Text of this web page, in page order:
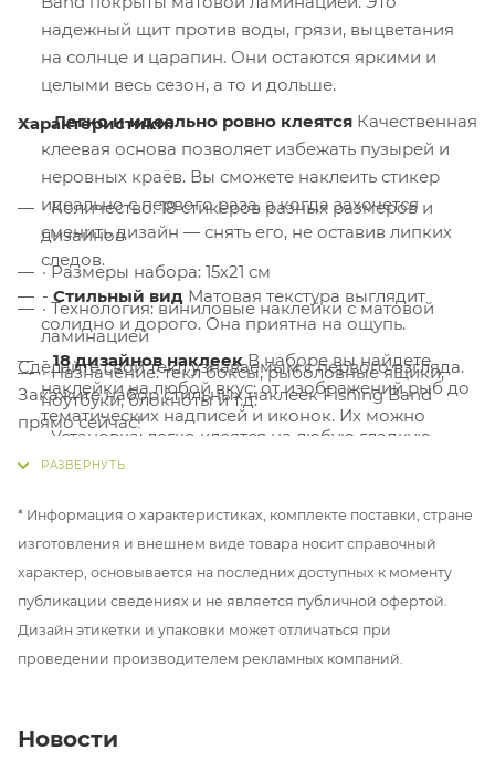
надежный щит против воды, грязи, выцветания
на солнце и царапин. Они остаются яркими и
целыми весь сезон, а то и дольше.
-Легко и идеально ровно клеятся Качественная
клеевая основа позволяет избежать пузырей и
неровных краёв. Вы сможете наклеить стикер
идеально с первого раза, а когда захочется
сменить дизайн — снять его, не оставив липких
следов.
- Стильный вид Матовая текстура выглядит
солидно и дорого. Она приятна на ощупь.
- 18 дизайнов наклеекВ наборе вы найдете
наклейки на любой вкус: от изображений рыб до
тематических надписей и иконок. Их можно
комбинировать и менять.
Характеристики:
· Количество: 18 стикеров разных размеров и
дизайнов
· Размеры набора: 15х21 см
· Технология: виниловые наклейки с матовой
ламинацией
· Назначение: текл боксы, рыболовные ящики,
ноутбуки, блокноты и т.д.
· Установка: легко клеятся на любую гладкую
поверхность
Сделайте свой текл узнаваемым с первого взгляда.
Закажите набор стильных наклеек Fishing Band
прямо сейчас!
* Информация о характеристиках, комплекте поставки, стране
изготовления и внешнем виде товара носит справочный
характер, основывается на последних доступных к моменту
публикации сведениях и не является публичной офертой.
Дизайн этикетки и упаковки может отличаться при
проведении производителем рекламных компаний.
Новости